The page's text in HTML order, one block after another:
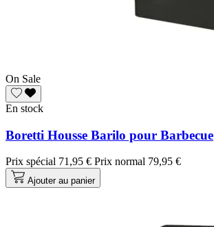
On Sale
En stock
Boretti Housse Barilo pour Barbecue
Prix spécial 71,95 € Prix normal 79,95 €
Ajouter au panier